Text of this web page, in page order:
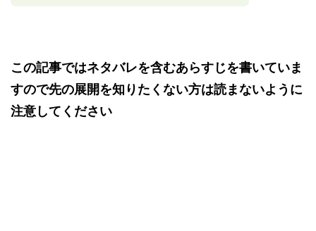
この記事ではネタバレを含むあらすじを書いていま
すので先の展開を知りたくない方は読まないように
注意してください